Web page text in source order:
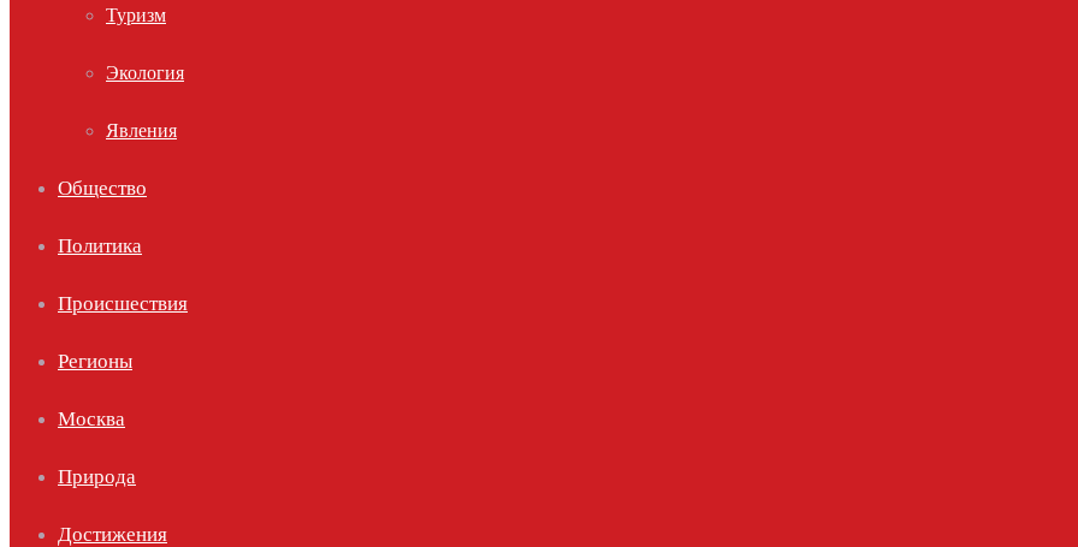
Туризм
Экология
Явления
Общество
Политика
Происшествия
Регионы
Москва
Природа
Достижения